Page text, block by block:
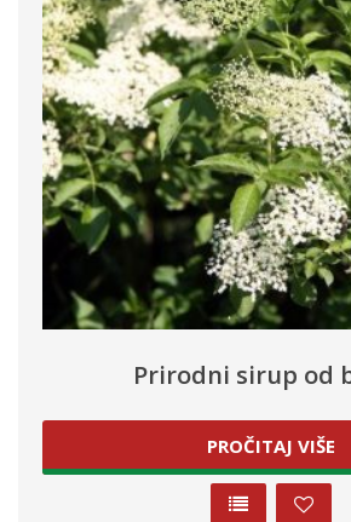
Prirodni sirup od
PROČITAJ VIŠE